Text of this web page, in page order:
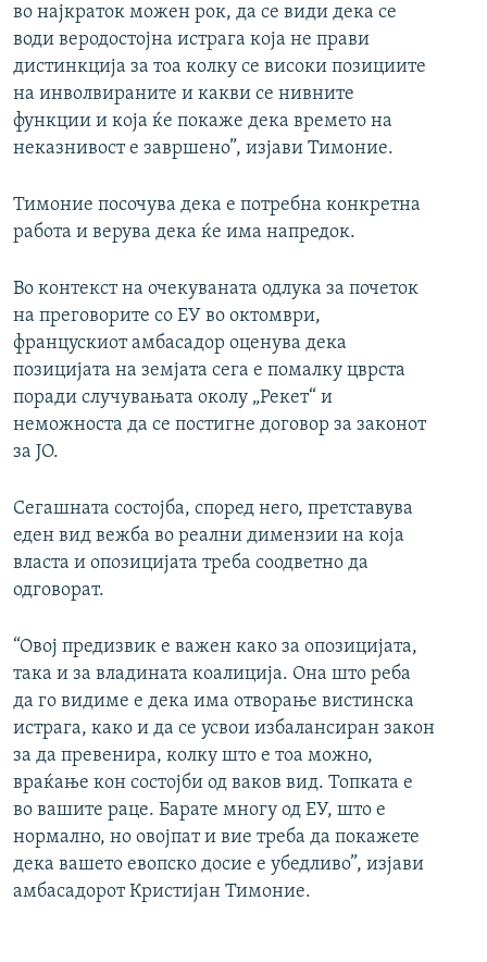
во најкраток можен рок, да се види дека се
води веродостојна истрага која не прави
дистинкција за тоа колку се високи позициите
на инволвираните и какви се нивните
функции и која ќе покаже дека времето на
неказнивост е завршено”, изјави Тимоние.
Тимоние посочува дека е потребна конкретна
работа и верува дека ќе има напредок.
Во контекст на очекуваната одлука за почеток
на преговорите со ЕУ во октомври,
францускиот амбасадор оценува дека
позицијата на земјата сега е помалку цврста
поради случувањата околу „Рекет“ и
неможноста да се постигне договор за законот
за ЈО.
Сегашната состојба, според него, претставува
еден вид вежба во реални димензии на која
власта и опозицијата треба соодветно да
одговорат.
“Овој предизвик е важен како за опозицијата,
така и за владината коалиција. Она што реба
да го видиме е дека има отворање вистинска
истрага, како и да се усвои избалансиран закон
за да превенира, колку што е тоа можно,
враќање кон состојби од ваков вид. Топката е
во вашите раце. Барате многу од ЕУ, што е
нормално, но овојпат и вие треба да покажете
дека вашето евопско досие е убедливо”, изјави
амбасадорот Кристијан Тимоние.